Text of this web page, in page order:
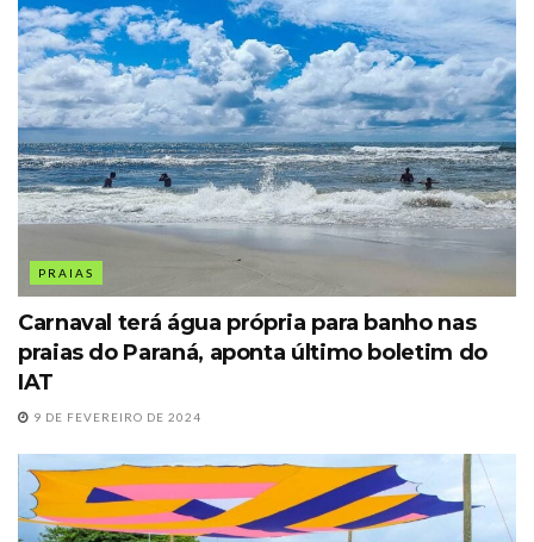
PRAIAS
Carnaval terá água própria para banho nas
praias do Paraná, aponta último boletim do
IAT
9 DE FEVEREIRO DE 2024